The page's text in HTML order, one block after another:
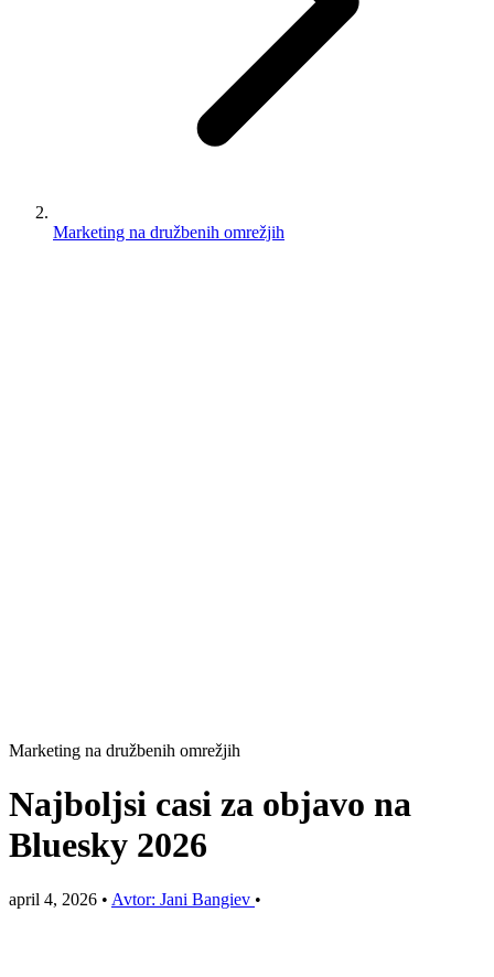
Marketing na družbenih omrežjih
Marketing na družbenih omrežjih
Najboljsi casi za objavo na
Bluesky 2026
april 4, 2026 • Avtor: Jani Bangiev •